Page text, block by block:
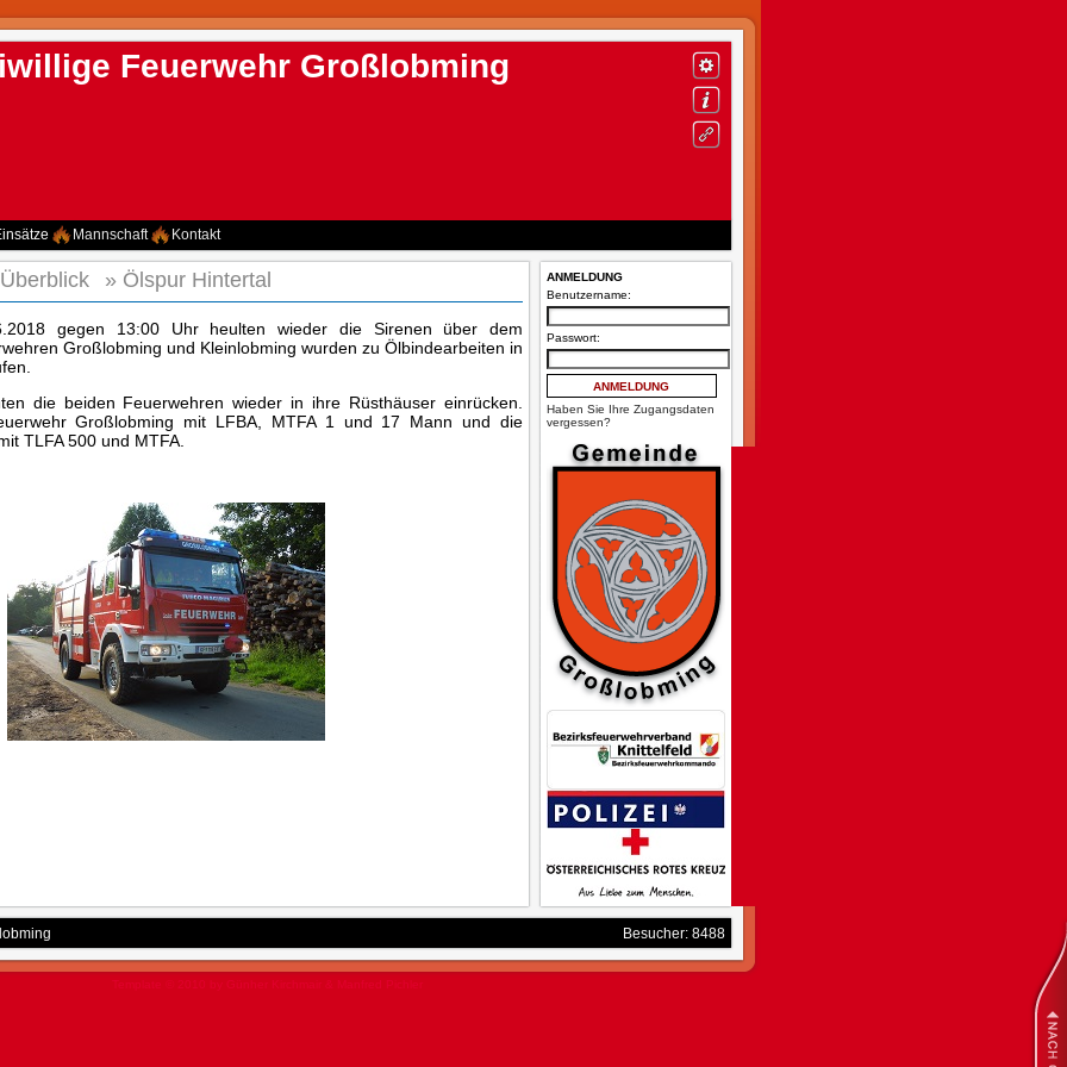
Feuerwehr Großlobming
Mannschaft Kontakt
» Ölspur Hintertal
gegen 13:00 Uhr heulten wieder die Sirenen über dem
Großlobming und Kleinlobming wurden zu Ölbindearbeiten in
die beiden Feuerwehren wieder in ihre Rüsthäuser einrücken.
Großlobming mit LFBA, MTFA 1 und 17 Mann und die
TLFA 500 und MTFA.
ANMELDUNG
Benutzername:
Passwort:
Haben Sie Ihre Zugangsdaten
vergessen?
Besucher: 8488